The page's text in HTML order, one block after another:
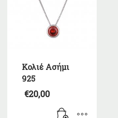
Κολιέ Ασήμι
925
€20,00